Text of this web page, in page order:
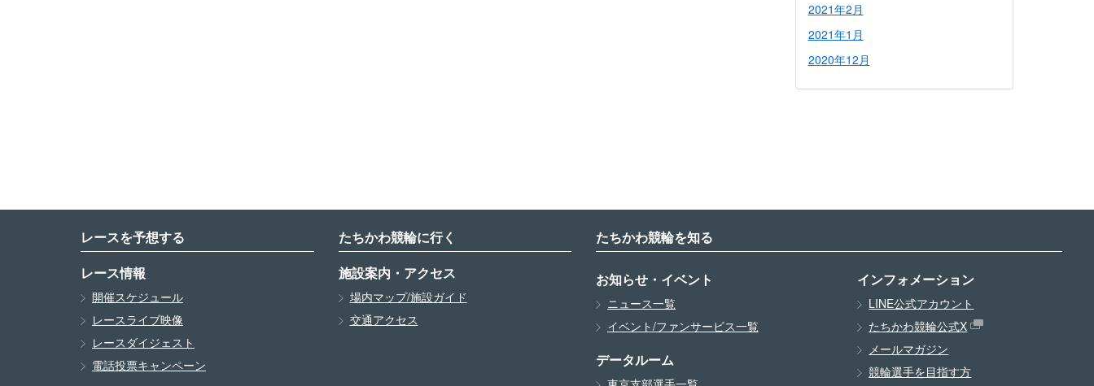
2021年2月
2021年1月
2020年12月
レースを予想する
レース情報
開催スケジュール
レースライブ映像
レースダイジェスト
電話投票キャンペーン
たちかわ競輪に行く
施設案内・アクセス
場内マップ/施設ガイド
交通アクセス
たちかわ競輪を知る
お知らせ・イベント
ニュース一覧
イベント/ファンサービス一覧
データルーム
インフォメーション
LINE公式アカウント
たちかわ競輪公式X
メールマガジン
競輪選手を目指す方